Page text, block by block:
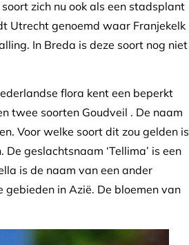
zich nu ook als een stadsplant
Utrecht genoemd waar Franjekelk
In Breda is deze soort nog niet
flora kent een beperkt
twee soorten Goudveil . De naam
Voor welke soort dit zou gelden is
geslachtsnaam ‘Tellima’ is een
is de naam van een ander
in Azië. De bloemen van